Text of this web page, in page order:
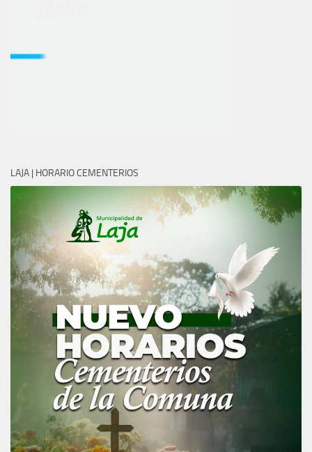
LAJA | HORARIO CEMENTERIOS